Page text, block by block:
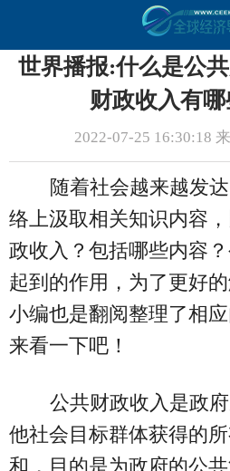
世界播报:什么是公
财政收入有哪
2022-07-25 16:30:18
随着社会越来越发
络上汲取相关知识内容
政收入？包括哪些内容
起到的作用，为了更好
小编也是翻阅整理了相
来看一下吧！
公共财政收入是政
他社会目标群体获得的
和，目的是为政府的公